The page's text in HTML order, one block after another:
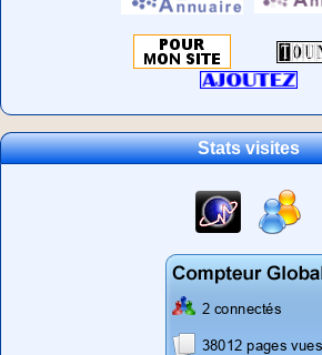
Stats visites